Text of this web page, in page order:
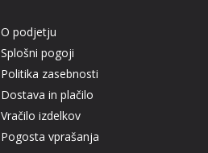
O podjetju
Splošni pogoji
Politika zasebnosti
Dostava in plačilo
Vračilo izdelkov
Pogosta vprašanja